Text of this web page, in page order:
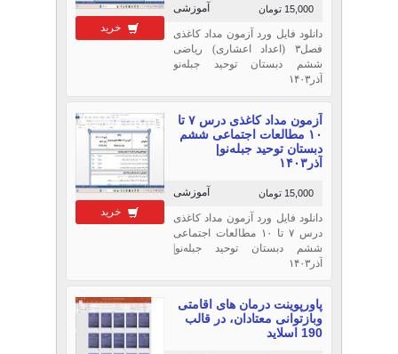
خرید
آموزشی 15,000 تومان
دانلود فایل ورد آزمون مداد کاغذی
فصل۳ (اعداد اعشاری) ریاضی
ششم دبستان توحید جبله‌نو
آذر۱۴۰۳
خرید
آزمون مداد کاغذی درس ۷ تا
۱۰ مطالعات اجتماعی ششم
دبستان توحید جبله‌نو|
آذر۱۴۰۳
آموزشی 15,000 تومان
دانلود فایل ورد آزمون مداد کاغذی
درس ۷ تا ۱۰ مطالعات اجتماعی
ششم دبستان توحید جبله‌نو|
آذر۱۴۰۳
پاورپوینت درمان های اقامتی
وبازتوانی معتادان، در قالب
190 اسلاید